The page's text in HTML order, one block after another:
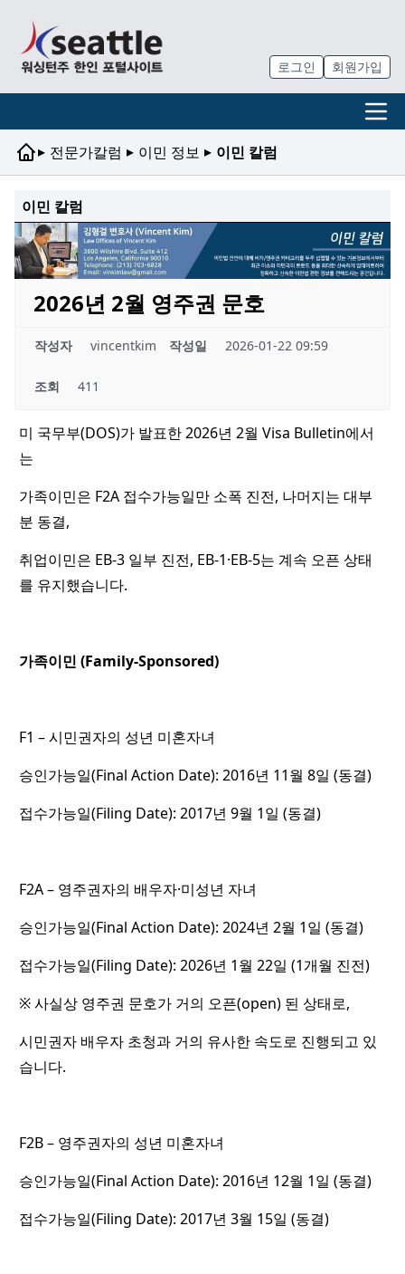
로그인 회원가입
▸ 전문가칼럼 ▸ 이민 정보 ▸ 이민 칼럼
이민 칼럼
2026년 2월 영주권 문호
작성자 vincentkim 작성일 2026-01-22 09:59
조회 411
미 국무부(DOS)가 발표한 2026년 2월 Visa Bulletin에서
는
가족이민은 F2A 접수가능일만 소폭 진전, 나머지는 대부
분 동결,
취업이민은 EB-3 일부 진전, EB-1·EB-5는 계속 오픈 상태
를 유지했습니다.
가족이민 (Family-Sponsored)
F1 – 시민권자의 성년 미혼자녀
승인가능일(Final Action Date): 2016년 11월 8일 (동결)
접수가능일(Filing Date): 2017년 9월 1일 (동결)
F2A – 영주권자의 배우자·미성년 자녀
승인가능일(Final Action Date): 2024년 2월 1일 (동결)
접수가능일(Filing Date): 2026년 1월 22일 (1개월 진전)
※ 사실상 영주권 문호가 거의 오픈(open) 된 상태로,
시민권자 배우자 초청과 거의 유사한 속도로 진행되고 있
습니다.
F2B – 영주권자의 성년 미혼자녀
승인가능일(Final Action Date): 2016년 12월 1일 (동결)
접수가능일(Filing Date): 2017년 3월 15일 (동결)